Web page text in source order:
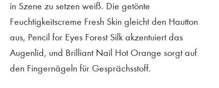
in Szene zu setzen weiß. Die getönte
Feuchtigkeitscreme Fresh Skin gleicht den Hautton
aus, Pencil for Eyes Forest Silk akzentuiert das
Augenlid, und Brilliant Nail Hot Orange sorgt auf
den Fingernägeln für Gesprächsstoff.